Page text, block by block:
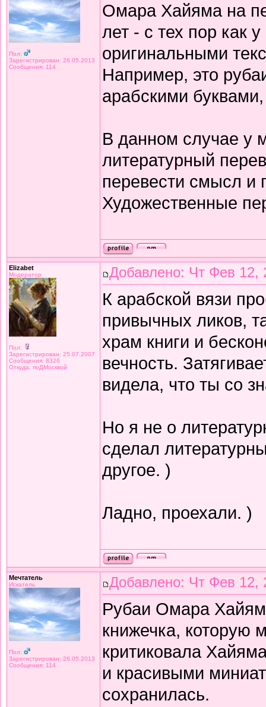
Пол:
Зарегистрирован: 26.05.2013
Сообщения: 114
Омара Хайяма на
лет - с тех пор как
оригинальными
Например, это
арабскими
В данном случае у
литературный
перевести смысл и
Художественные
Elizabet
Модератор
Пол:
Зарегистрирован: 25.07.2007
Сообщения: 8326
Откуда: поДМосквой
Добавлено: Чт Фев 12,
К арабской вязи
привычных ликов,
храм книги и
вечность.
видела, что ты со
Но я не о
сделал
другое. )
Ладно, проехали. )
Мечтатель
Искатель
Пол:
Зарегистрирован: 26.05.2013
Сообщения: 114
Добавлено: Чт Фев 12,
Рубаи Омара
книжечка, которую
критиковала
и красивыми
сохранилась.